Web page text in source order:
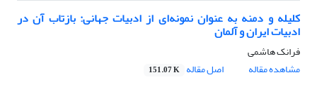
کلیله و دمنه به عنوان نمونه‌ای از ادبیات جهانی: بازتاب آن در
ادبیات ایران و آلمان
فرانک هاشمی
مشاهده مقاله
اصل مقاله 151.07 K